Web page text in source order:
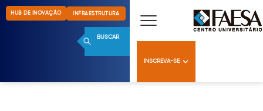
HUB DE INOVAÇÃO INFRAESTRUTURA
BUSCAR
INSCREVA-SE